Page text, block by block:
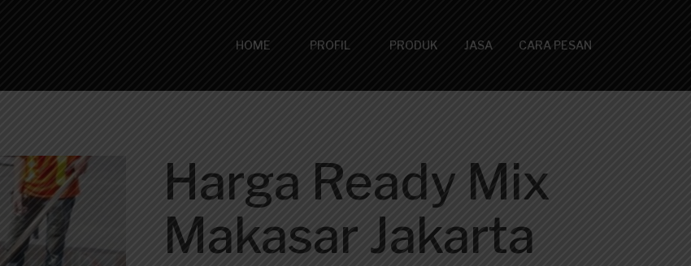
HOME PROFIL PRODUK JASA CARA PESAN
Harga Ready Mix
Makasar Jakarta